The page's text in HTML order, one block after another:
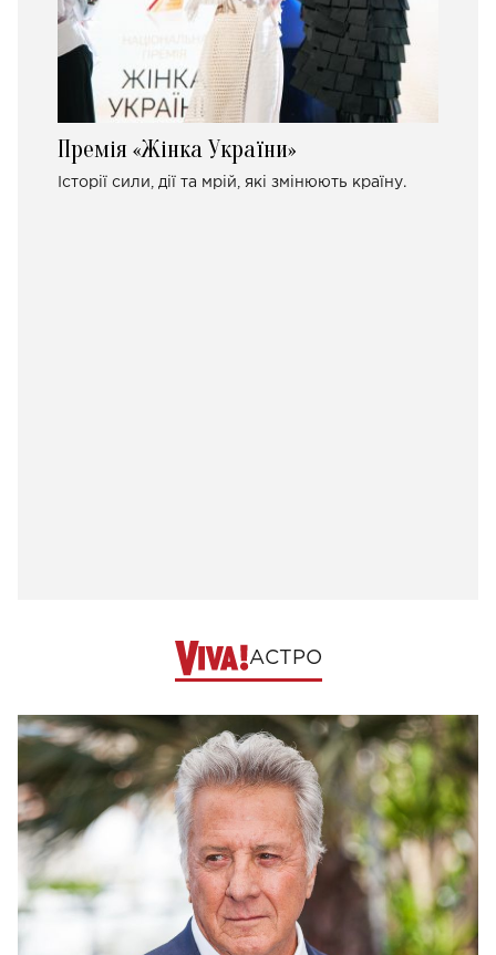
Премія «Жінка України»
Історії сили, дії та мрій, які змінюють країну.
АСТРО